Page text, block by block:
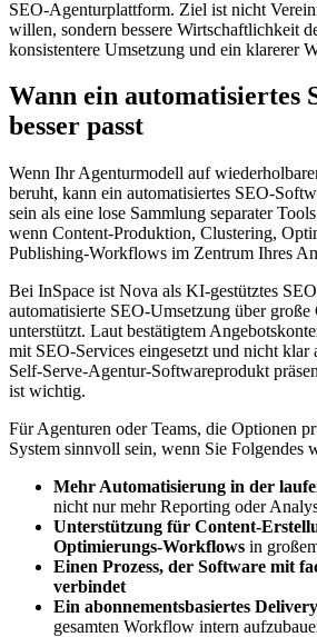
SEO‑Agenturplattform. Ziel ist nicht
willen, sondern bessere Wirtschaftlichkeit
konsistentere Umsetzung und ein klarerer
Wann ein automatisiertes
besser passt
Wenn Ihr Agenturmodell auf
beruht, kann ein automatisiertes
sein als eine lose Sammlung separater
wenn Content‑Produktion, Clustering,
Publishing‑Workflows im Zentrum Ihres
Bei InSpace ist Nova als KI‑gestütztes
automatisierte SEO‑Umsetzung über
unterstützt. Laut bestätigtem
mit SEO‑Services eingesetzt und nicht klar
Self‑Serve‑Agentur‑Softwareprodukt
ist wichtig.
Für Agenturen oder Teams, die Optionen
System sinnvoll sein, wenn Sie Folgendes
Mehr Automatisierung in der
nicht nur mehr Reporting oder
Unterstützung für
Optimierungs‑Workflows in
Einen Prozess, der Software mit
verbindet
Ein abonnementsbasiertes
gesamten Workflow intern